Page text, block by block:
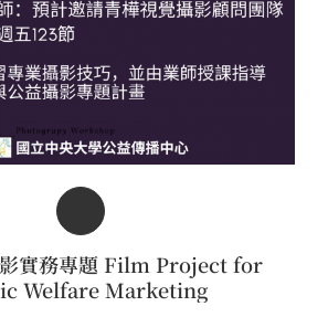
實務專題 Film Project for
Welfare Marketing